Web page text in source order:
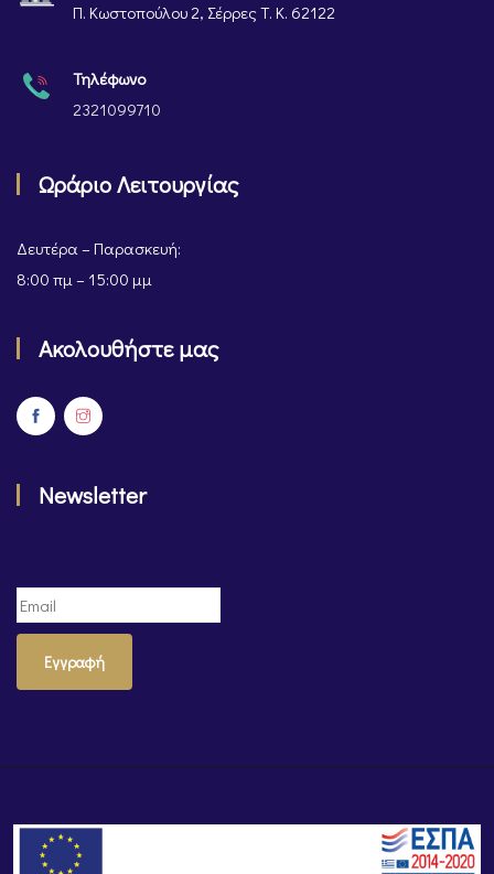
Π. Κωστοπούλου 2, Σέρρες Τ. Κ. 62122
Τηλέφωνο
2321099710
Ωράριο Λειτουργίας
Δευτέρα – Παρασκευή:
8:00 πμ – 15:00 μμ
Ακολουθήστε μας
Newsletter
Εγγραφή